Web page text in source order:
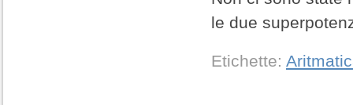
le due
Etichette: